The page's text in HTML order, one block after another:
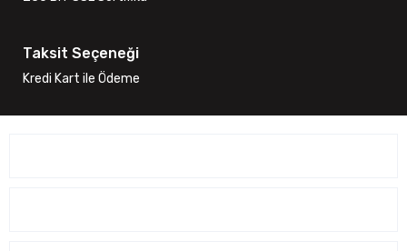
Taksit Seçeneği
Kredi Kart ile Ödeme